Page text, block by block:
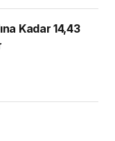
Kadar 14,43